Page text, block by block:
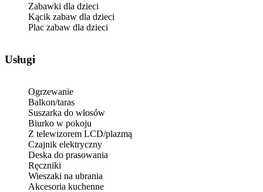
Zabawki dla dzieci
Kącik zabaw dla dzieci
Plac zabaw dla dzieci
Usługi
Ogrzewanie
Balkon/taras
Suszarka do włosów
Biurko w pokoju
Z telewizorem LCD/plazmą
Czajnik elektryczny
Deska do prasowania
Ręczniki
Wieszaki na ubrania
Akcesoria kuchenne